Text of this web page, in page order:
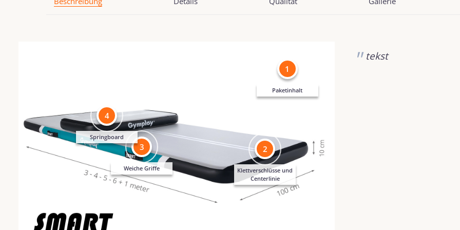
Paketinhalt
1
Klettverschlüsse und
Centerlinie
2
Weiche Griffe
3
Springboard
4
tekst